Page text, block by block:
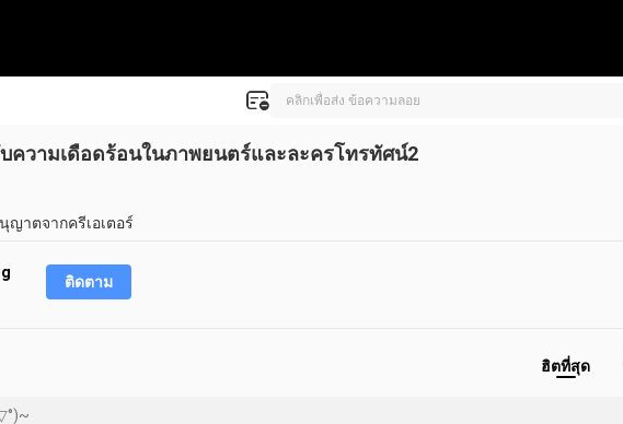
ความเดือดร้อนในภาพยนตร์และละครโทรทัศน์2
าตจากครีเอเตอร์
ติดตาม
ฮิตที่สุด